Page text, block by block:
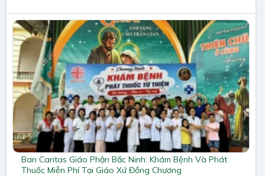
Ban Caritas Giáo Phận Bắc Ninh: Khám Bệnh Và Phát
Thuốc Miễn Phí Tại Giáo Xứ Đồng Chương